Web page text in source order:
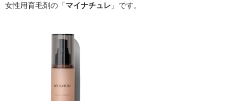
女性用育毛剤の「マイナチュレ 」です。